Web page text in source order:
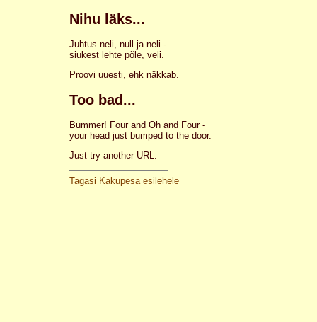
Nihu läks...
Juhtus neli, null ja neli -
siukest lehte põle, veli.
Proovi uuesti, ehk näkkab.
Too bad...
Bummer! Four and Oh and Four -
your head just bumped to the door.
Just try another URL.
Tagasi Kakupesa esilehele